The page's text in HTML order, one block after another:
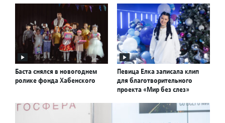
Баста снялся в новогоднем
ролике фонда Хабенского
Певица Елка записала клип
для благотворительного
проекта «Мир без слез»